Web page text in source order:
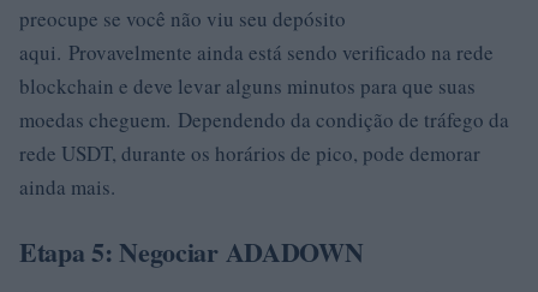
preocupe se você não viu seu depósito
aqui. Provavelmente ainda está sendo verificado na rede
blockchain e deve levar alguns minutos para que suas
moedas cheguem. Dependendo da condição de tráfego da
rede USDT, durante os horários de pico, pode demorar
ainda mais.
Etapa 5: Negociar ADADOWN